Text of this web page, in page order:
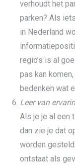
verhoudt het
parken? Als
in Nederland
regio’s is al
pas kan
bedenken wat
Leer van
Als je je al een
dan zie je dat
worden
ontstaat als